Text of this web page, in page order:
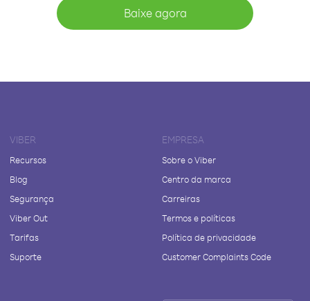
Baixe agora
VIBER
Recursos
Blog
Segurança
Viber Out
Tarifas
Suporte
EMPRESA
Sobre o Viber
Centro da marca
Carreiras
Termos e políticas
Política de privacidade
Customer Complaints Code